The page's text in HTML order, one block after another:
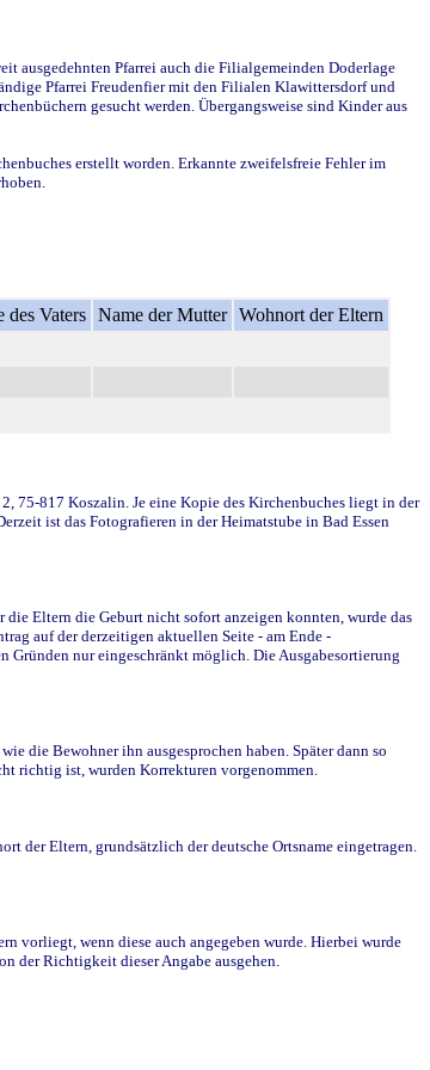
ausgedehnten Pfarrei auch die Filialgemeinden Doderlage
Pfarrei Freudenfier mit den Filialen Klawittersdorf und
gesucht werden. Übergangsweise sind Kinder aus
erstellt worden. Erkannte zweifelsfreie Fehler im
des Vaters Name der Mutter Wohnort der Eltern
75-817 Koszalin. Je eine Kopie des Kirchenbuches liegt in der
ist das Fotografieren in der Heimatstube in Bad Essen
Eltern die Geburt nicht sofort anzeigen konnten, wurde das
auf der derzeitigen aktuellen Seite - am Ende -
Gründen nur eingeschränkt möglich. Die Ausgabesortierung
die Bewohner ihn ausgesprochen haben. Später dann so
richtig ist, wurden Korrekturen vorgenommen.
der Eltern, grundsätzlich der deutsche Ortsname eingetragen.
vorliegt, wenn diese auch angegeben wurde. Hierbei wurde
der Richtigkeit dieser Angabe ausgehen.